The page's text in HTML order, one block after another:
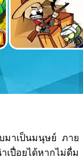
มาเป็นมนุษย์ ภาย
เปื่อยได้หากไม่ดื่ม